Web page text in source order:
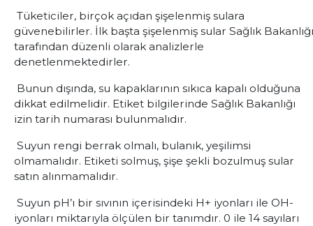
Tüketiciler, birçok açıdan şişelenmiş sulara
güvenebilirler. İlk başta şişelenmiş sular Sağlık Bakanlığı
tarafından düzenli olarak analizlerle
denetlenmektedirler.
Bunun dışında, su kapaklarının sıkıca kapalı olduğuna
dikkat edilmelidir. Etiket bilgilerinde Sağlık Bakanlığı
izin tarih numarası bulunmalıdır.
Suyun rengi berrak olmalı, bulanık, yeşilimsi
olmamalıdır. Etiketi solmuş, şişe şekli bozulmuş sular
satın alınmamalıdır.
Suyun pH’ı bir sıvının içerisindeki H+ iyonları ile OH-
iyonları miktarıyla ölçülen bir tanımdır. 0 ile 14 sayıları